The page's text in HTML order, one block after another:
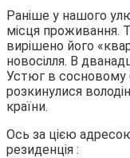
Раніше у нашого
місця проживання.
вирішено його
новосілля. В
Устюг в сосновому
розкинулися
країни.
Ось за цією
резиденція :